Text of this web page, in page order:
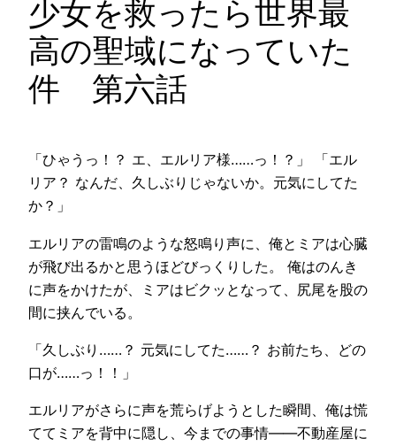
少女を救ったら世界最
高の聖域になっていた
件 第六話
「ひゃうっ！？ エ、エルリア様……っ！？」 「エル
リア？ なんだ、久しぶりじゃないか。元気にしてた
か？」
エルリアの雷鳴のような怒鳴り声に、俺とミアは心臓
が飛び出るかと思うほどびっくりした。 俺はのんき
に声をかけたが、ミアはビクッとなって、尻尾を股の
間に挟んでいる。
「久しぶり……？ 元気にしてた……？ お前たち、どの
口が……っ！！」
エルリアがさらに声を荒らげようとした瞬間、俺は慌
ててミアを背中に隠し、今までの事情——不動産屋に